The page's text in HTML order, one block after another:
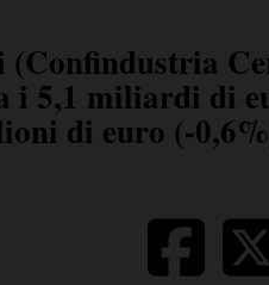
(Confindustria
i 5,1 miliardi di
di euro (-